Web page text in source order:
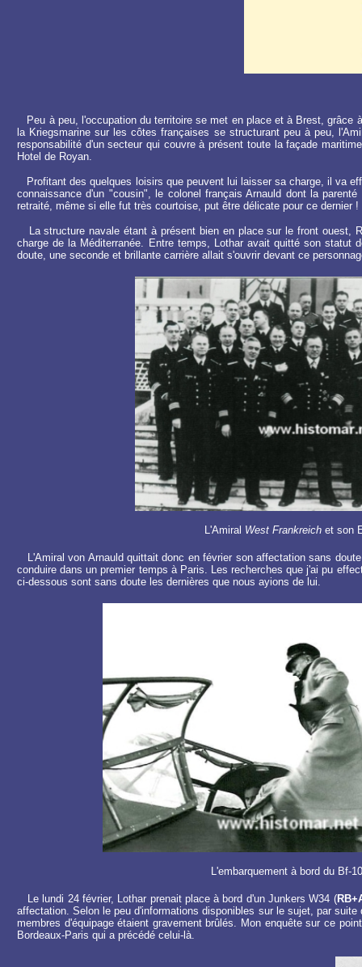
Peu à peu, l'occupation du territoire se met en place et à Brest, grâce
la Kriegsmarine sur les côtes françaises se structurant peu à peu,
responsabilité d'un secteur qui couvre à présent toute la façade
Hotel de Royan.
Profitant des quelques loisirs que peuvent lui laisser sa charge, il va
connaissance d'un "cousin", le colonel français Arnauld dont la
retraité, même si elle fut très courtoise, put être délicate pour ce dernier !
La structure navale étant à présent bien en place sur le front ouest,
charge de la Méditerranée. Entre temps, Lothar avait quitté son
doute, une seconde et brillante carrière allait s'ouvrir devant ce
L'Amiral West Frankreichet son
L'Amiral von Arnauld quittait donc en février son affectation sans
conduire dans un premier temps à Paris. Les recherches que j'ai pu
ci-dessous sont sans doute les dernières que nous ayions de lui.
L'embarquement à bord du Bf-
Le lundi 24 février, Lothar prenait place à bord d'un Junkers W34 (
affectation. Selon le peu d'informations disponibles sur le sujet, par
membres d'équipage étaient gravement brûlés. Mon enquête sur ce
Bordeaux-Paris qui a précédé celui-là.